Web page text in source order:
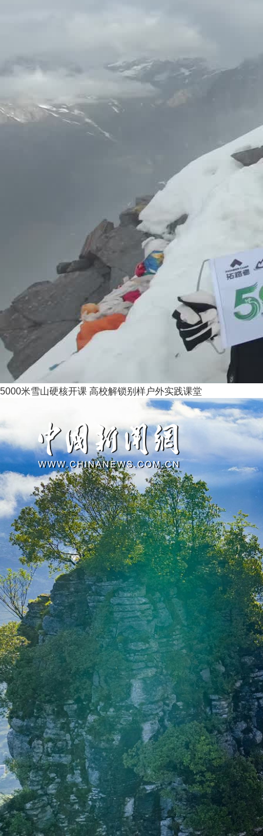
5000米雪山硬核开课 高校解锁别样户外实践课堂